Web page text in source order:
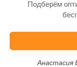
Подберём
Анастасия